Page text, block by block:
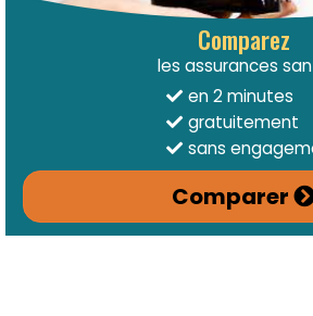
Comparez
les assurances
en 2 minutes
gratuitement
sans
Comparer